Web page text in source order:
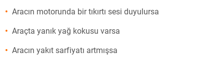
Aracın motorunda bir tıkırtı sesi duyulursa
Araçta yanık yağ kokusu varsa
Aracın yakıt sarfiyatı artmışsa